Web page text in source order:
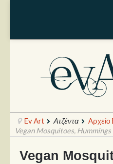
Ραπόρτο
Ev Art Ατζέντα
Vegan Mosquitoes,
Vegan